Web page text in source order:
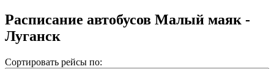
Расписание автобусов Малый маяк -
Луганск
Сортировать рейсы по: